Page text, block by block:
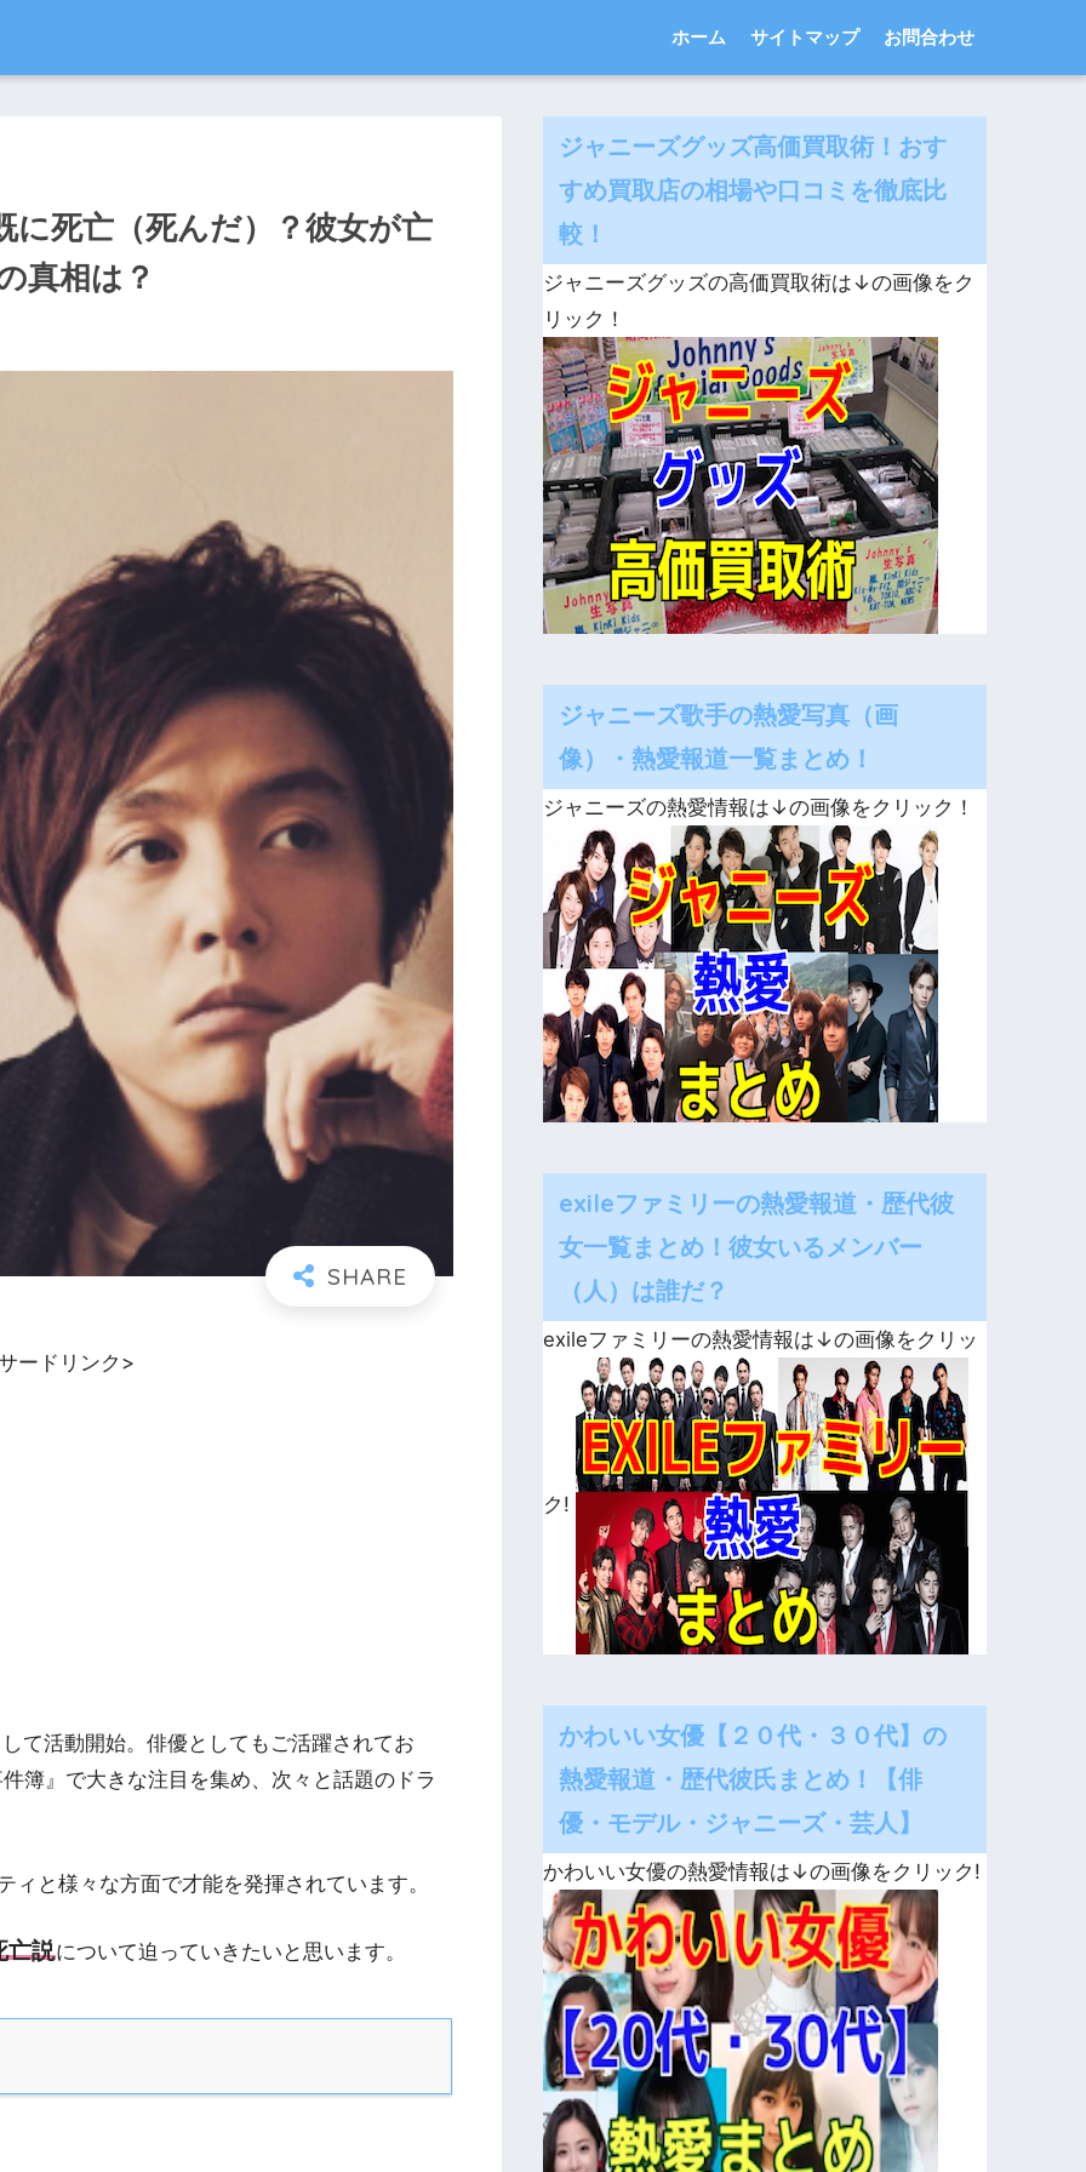
ホーム サイトマップ お問合わせ
に死亡（死んだ）？彼女が亡
真相は？
ードリンク>
て活動開始。俳優としてもご活躍されてお
簿』で大きな注目を集め、次々と話題のドラ
と様々な方面で才能を発揮されています。
亡説について迫っていきたいと思います。
ジャニーズグッズ高価買取術！おす
すめ買取店の相場や口コミを徹底比
較！
ジャニーズグッズの高価買取術は↓の画像をク
リック！
ジャニーズ歌手の熱愛写真（画
像）・熱愛報道一覧まとめ！
ジャニーズの熱愛情報は↓の画像をクリック！
exileファミリーの熱愛報道・歴代彼
女一覧まとめ！彼女いるメンバー
（人）は誰だ？
exileファミリーの熱愛情報は↓の画像をクリッ
ク!
かわいい女優【２０代・３０代】の
熱愛報道・歴代彼氏まとめ！【俳
優・モデル・ジャニーズ・芸人】
かわいい女優の熱愛情報は↓の画像をクリック!